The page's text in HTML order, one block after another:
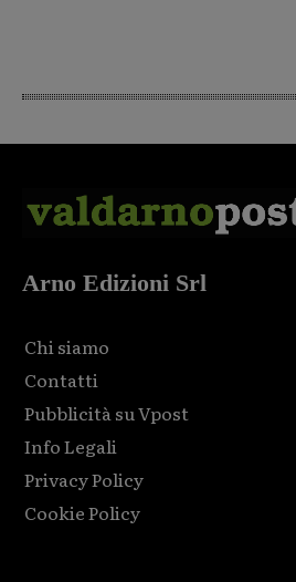
Arno Edizioni Srl
Chi siamo
Contatti
Pubblicità su Vpost
Info Legali
Privacy Policy
Cookie Policy